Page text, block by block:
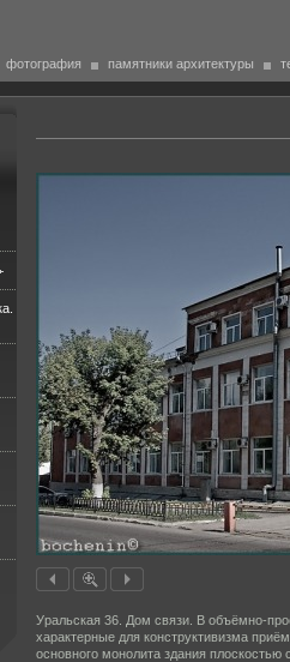
фотография памятники архитектуры
Уральская 36. Дом связи. В объёмно-
характерные для конструктивизма
основного монолита здания